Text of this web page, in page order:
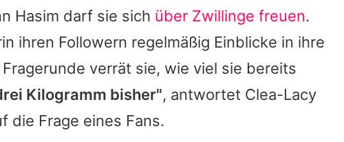
Hasim darf sie sich über Zwillinge freuen.
ihren Followern regelmäßig Einblicke in ihre
verrät sie, wie viel sie bereits
Kilogramm bisher", antwortet Clea-Lacy
die Frage eines Fans.